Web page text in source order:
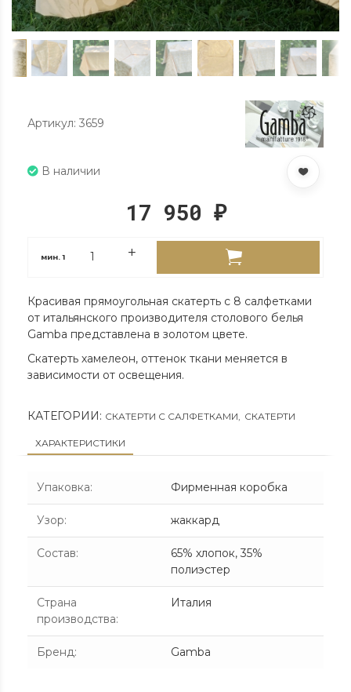
Артикул: 3659
В наличии
17 950 ₽
мин.1
Красивая прямоугольная скатерть с 8 салфетками
от итальянского производителя столового белья
Gamba представлена в золотом цвете.
Скатерть хамелеон, оттенок ткани меняется в
зависимости от освещения.
КАТЕГОРИИ: СКАТЕРТИ С САЛФЕТКАМИ СКАТЕРТИ
ХАРАКТЕРИСТИКИ
Упаковка: Фирменная коробка
Узор: жаккард
Состав:
65% хлопок, 35%
полиэстер
Страна
производства:
Италия
Бренд: Gamba